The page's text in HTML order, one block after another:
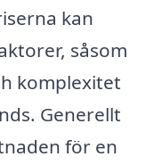
kan
såsom
komplexitet
Generellt
för en